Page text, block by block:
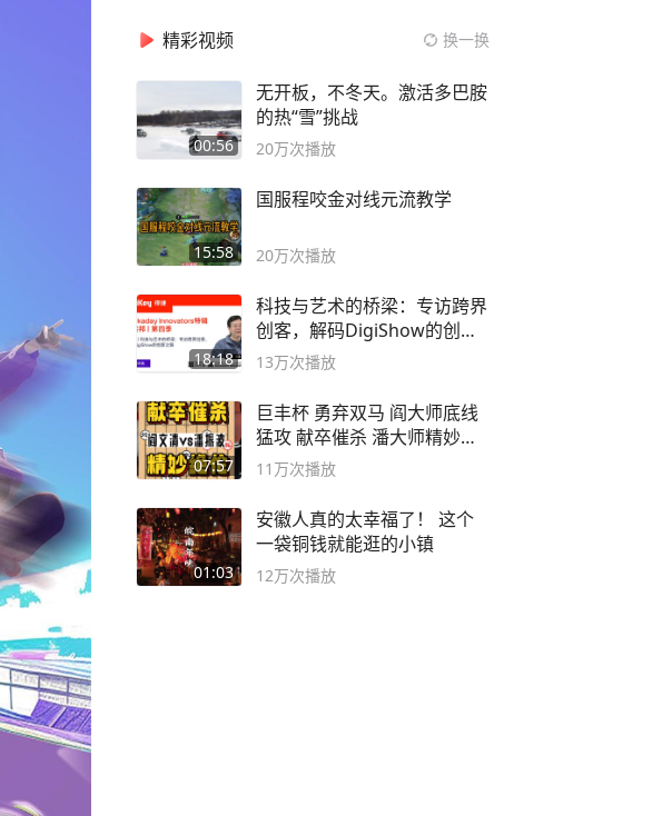
精彩视频 换一换
00:56
无开板，不冬天。激活多巴胺
的热“雪”挑战
20万次播放
15:58
国服程咬金对线元流教学
20万次播放
18:18
科技与艺术的桥梁：专访跨界
创客，解码DigiShow的创新
之路
13万次播放
07:57
巨丰杯 勇弃双马 阎大师底线
猛攻 献卒催杀 潘大师精妙入
局
11万次播放
01:03
安徽人真的太幸福了！ 这个
一袋铜钱就能逛的小镇
12万次播放